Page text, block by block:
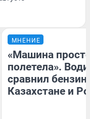
МНЕНИЕ
«Машина
полетела».
сравнил бензин
Казахстане и